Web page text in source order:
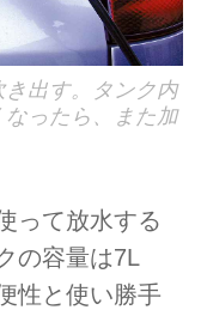
出す。タンク内
ったら、また加
って放水する
の容量は7L
性と使い勝手